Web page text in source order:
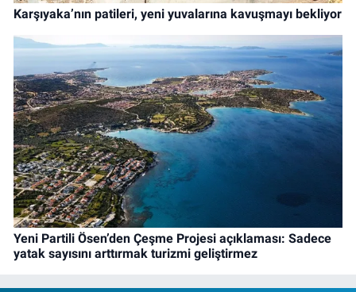
Karşıyaka’nın patileri, yeni yuvalarına kavuşmayı bekliyor
Yeni Partili Ösen’den Çeşme Projesi açıklaması: Sadece
yatak sayısını arttırmak turizmi geliştirmez